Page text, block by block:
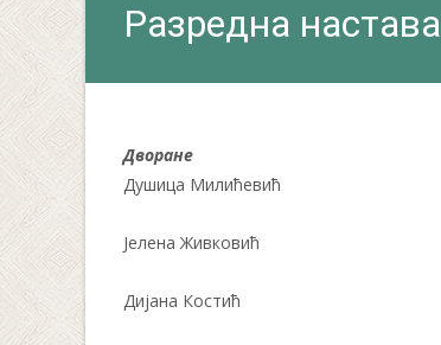
Разредна настава
Дворане
Душица Милићевић
Јелена Живковић
Дијана Костић